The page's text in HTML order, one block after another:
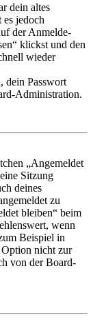
dein altes
jedoch
der Anmelde-
klickst und den
wieder
dein Passwort
Administration.
„Angemeldet
Sitzung
deines
zu
bleiben“ beim
wenn
Beispiel in
Option nicht zur
von der Board-